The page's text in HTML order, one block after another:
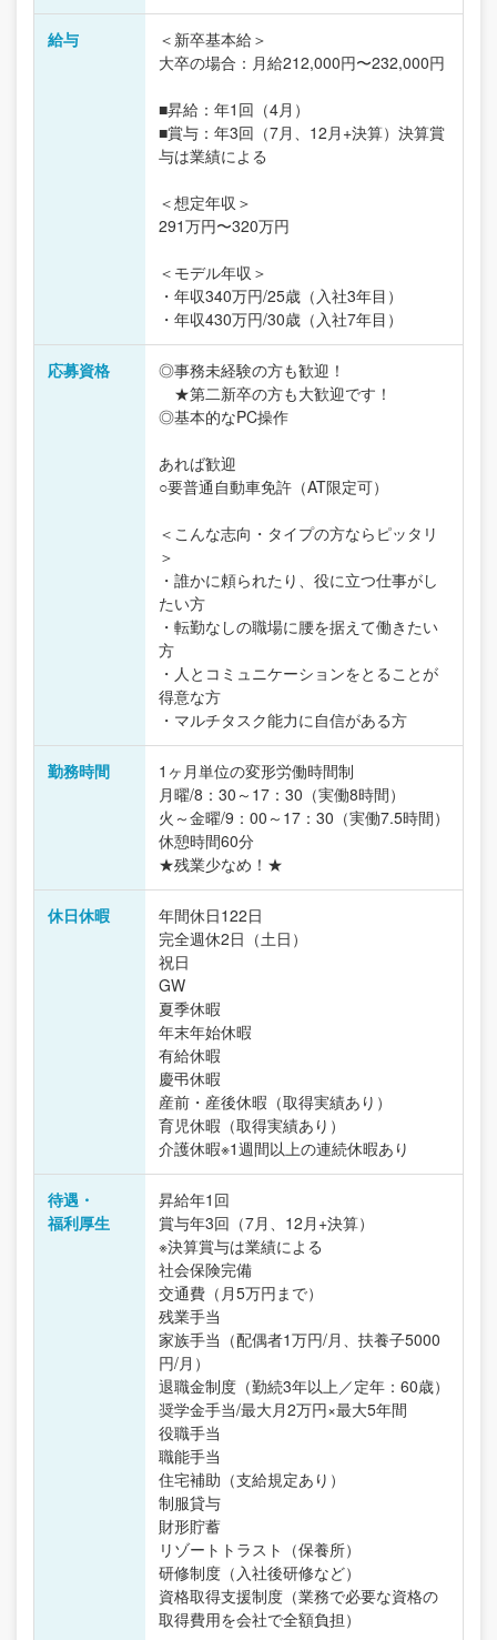
給与
＜新卒基本給＞
大卒の場合：月給212,000円〜232,000円
■昇給：年1回（4月）
■賞与：年3回（7月、12月+決算）決算賞
与は業績による
＜想定年収＞
291万円〜320万円
＜モデル年収＞
・年収340万円/25歳（入社3年目）
・年収430万円/30歳（入社7年目）
応募資格
◎事務未経験の方も歓迎！
★第二新卒の方も大歓迎です！
◎基本的なPC操作
あれば歓迎
○要普通自動車免許（AT限定可）
＜こんな志向・タイプの方ならピッタリ
＞
・誰かに頼られたり、役に立つ仕事がし
たい方
・転勤なしの職場に腰を据えて働きたい
方
・人とコミュニケーションをとることが
得意な方
・マルチタスク能力に自信がある方
勤務時間
1ヶ月単位の変形労働時間制
月曜/8：30～17：30（実働8時間）
火～金曜/9：00～17：30（実働7.5時間）
休憩時間60分
★残業少なめ！★
休日休暇
年間休日122日
完全週休2日（土日）
祝日
GW
夏季休暇
年末年始休暇
有給休暇
慶弔休暇
産前・産後休暇（取得実績あり）
育児休暇（取得実績あり）
介護休暇※1週間以上の連続休暇あり
待遇・
福利厚生
昇給年1回
賞与年3回（7月、12月+決算）
※決算賞与は業績による
社会保険完備
交通費（月5万円まで）
残業手当
家族手当（配偶者1万円/月、扶養子5000
円/月）
退職金制度（勤続3年以上／定年：60歳）
奨学金手当/最大月2万円×最大5年間
役職手当
職能手当
住宅補助（支給規定あり）
制服貸与
財形貯蓄
リゾートトラスト（保養所）
研修制度（入社後研修など）
資格取得支援制度（業務で必要な資格の
取得費用を会社で全額負担）